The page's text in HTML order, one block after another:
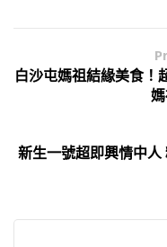
白沙屯媽祖結緣美食！
新生一號超即興情中